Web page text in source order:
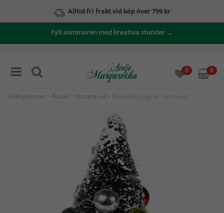
Alltid fri frakt vid köp över 799 kr
Fyll sommaren med kreativa stunder →
0 0
Hobbyhörnan Pyssel Nissens jul > Nissedörr Julgran med kulor